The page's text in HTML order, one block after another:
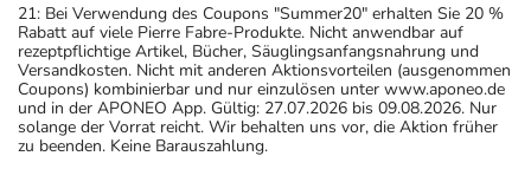
21: Bei Verwendung des Coupons "Summer20" erhalten Sie 20 %
Rabatt auf viele Pierre Fabre-Produkte. Nicht anwendbar auf
rezeptpflichtige Artikel, Bücher, Säuglingsanfangsnahrung und
Versandkosten. Nicht mit anderen Aktionsvorteilen (ausgenommen
Coupons) kombinierbar und nur einzulösen unter www.aponeo.de
und in der APONEO App. Gültig: 27.07.2026 bis 09.08.2026. Nur
solange der Vorrat reicht. Wir behalten uns vor, die Aktion früher
zu beenden. Keine Barauszahlung.